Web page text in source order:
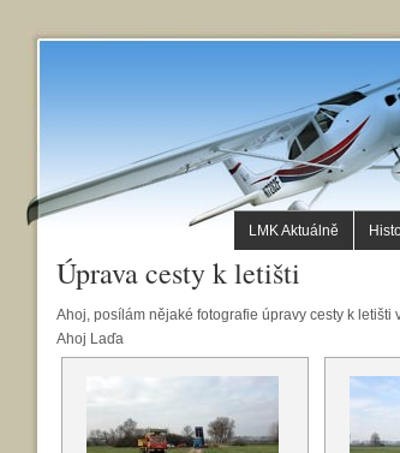
LMK Aktuálně
Úprava cesty k letišti
Ahoj, posílám nějaké fotografie úpravy cesty k
Ahoj Laďa